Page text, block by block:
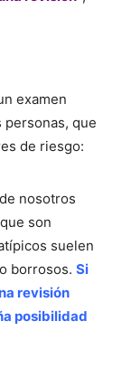
examen
personas, que
de riesgo:
nosotros
son
suelen
borrosos. Si
revisión
posibilidad